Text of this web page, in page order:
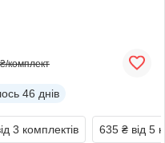
комплект
46 днів
3 комплектів 635 ₴ від 5